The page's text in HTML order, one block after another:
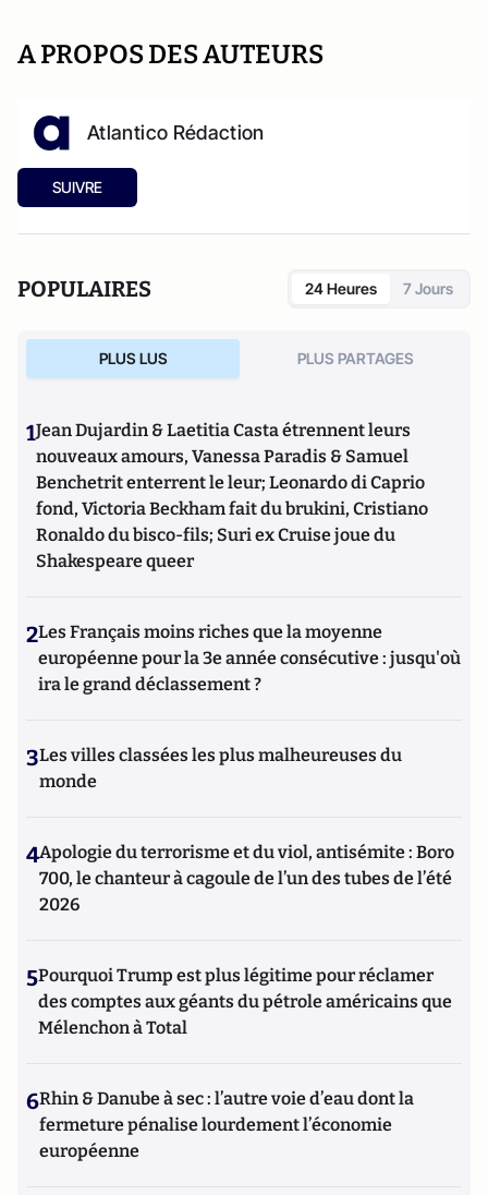
A PROPOS DES AUTEURS
Atlantico Rédaction
SUIVRE
POPULAIRES 24 Heures 7 Jours
PLUS LUS PLUS PARTAGES
1Jean Dujardin & Laetitia Casta étrennent leurs
nouveaux amours, Vanessa Paradis & Samuel
Benchetrit enterrent le leur; Leonardo di Caprio
fond, Victoria Beckham fait du brukini, Cristiano
Ronaldo du bisco-fils; Suri ex Cruise joue du
Shakespeare queer
2Les Français moins riches que la moyenne
européenne pour la 3e année consécutive : jusqu'où
ira le grand déclassement ?
3Les villes classées les plus malheureuses du
monde
4Apologie du terrorisme et du viol, antisémite : Boro
700, le chanteur à cagoule de l’un des tubes de l’été
2026
5Pourquoi Trump est plus légitime pour réclamer
des comptes aux géants du pétrole américains que
Mélenchon à Total
6Rhin & Danube à sec : l’autre voie d’eau dont la
fermeture pénalise lourdement l’économie
européenne